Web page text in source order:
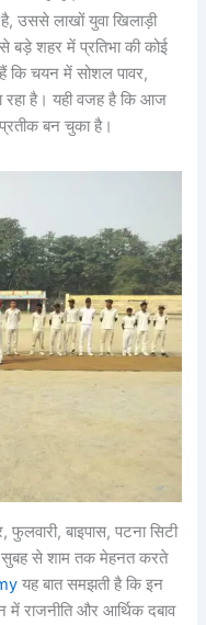
उससे लाखों युवा खिलाड़ी
बड़े शहर में प्रतिभा की कोई
कि चयन में सोशल पावर,
रहा है। यही वजह है कि आज
प्रतीक बन चुका है।
बाइपास, पटना सिटी
सुबह से शाम तक मेहनत करते
यह बात समझती है कि इन
राजनीति और आर्थिक दबाव